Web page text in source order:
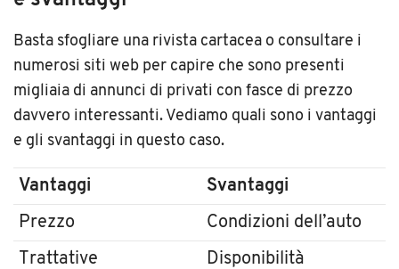
Basta sfogliare una rivista cartacea o consultare i
numerosi siti web per capire che sono presenti
migliaia di annunci di privati con fasce di prezzo
davvero interessanti. Vediamo quali sono i vantaggi
e gli svantaggi in questo caso.
Vantaggi Svantaggi
Prezzo Condizioni dell’auto
Trattative Disponibilità